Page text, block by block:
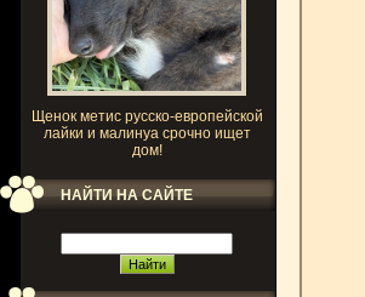
Щенок метис русско-европейской
лайки и малинуа срочно ищет
дом!
НАЙТИ НА САЙТЕ